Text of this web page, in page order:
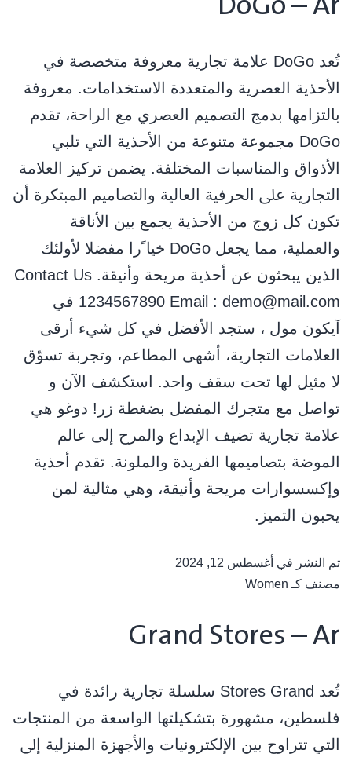
ﺗُﻌﺪ DoGo ﻋﻼﻣﺔ ﺗﺠﺎرﻳﺔ ﻣﻌﺮوﻓﺔ ﻣﺘﺨﺼﺼﺔ ﻓﻲ
اﻷﺣﺬﻳﺔ اﻟﻌﺼﺮﻳﺔ واﻟﻤﺘﻌﺪدة اﻻﺳﺘﺨﺪاﻣﺎت. ﻣﻌﺮوﻓﺔ
ﺑﺎﻟﺘﺰاﻣﻬﺎ ﺑﺪﻣﺞ اﻟﺘﺼﻤﻴﻢ اﻟﻌﺼﺮي ﻣﻊ اﻟﺮاﺣﺔ، ﺗﻘﺪم
DoGo ﻣﺠﻤﻮﻋﺔ ﻣﺘﻨﻮﻋﺔ ﻣﻦ اﻷﺣﺬﻳﺔ اﻟﺘﻲ ﺗﻠﺒﻲ
اﻷذواق واﻟﻤﻨﺎﺳﺒﺎت اﻟﻤﺨﺘﻠﻔﺔ. ﻳﻀﻤﻦ ﺗﺮﻛﻴﺰ اﻟﻌﻼﻣﺔ
اﻟﺘﺠﺎرﻳﺔ ﻋﲆ اﻟﺤﺮﻓﻴﺔ اﻟﻌﺎﻟﻴﺔ واﻟﺘﺼﺎﻣﻴﻢ اﻟﻤﺒﺘﻜﺮة أن
ﺗﻜﻮن ﻛﻞ زوج ﻣﻦ اﻷﺣﺬﻳﺔ ﻳﺠﻤﻊ ﺑﻴﻦ اﻷﻧﺎﻗﺔ
واﻟﻌﻤﻠﻴﺔ، ﻣﻤﺎ ﻳﺠﻌﻞ DoGo ﺧﻴﺎ ًرا ﻣﻔﻀﻼ ﻷوﻟﺌﻚ
اﻟﺬﻳﻦ ﻳﺒﺤﺜﻮن ﻋﻦ أﺣﺬﻳﺔ ﻣﺮﻳﺤﺔ وأﻧﻴﻘﺔ. Contact Us
1234567890 Email : demo@mail.com في
آيكون مول ، ستجد الأفضل في كل شيء أرقى
العلامات التجارية، أشهى المطاعم، وتجربة تسوّق
لا مثيل لها تحت سقف واحد. استكشف الآن و
تواصل مع متجرك المفضل بضغطة زر! دوغو هي
علامة تجارية تضيف الإبداع والمرح إلى عالم
الموضة بتصاميمها الفريدة والملونة. تقدم أحذية
وإكسسوارات مريحة وأنيقة، وهي مثالية لمن
يحبون التميز.
تم النشر في أغسطس 12, 2024
مصنف كـ Women
Grand Stores – Ar
ﺗُﻌﺪ Stores Grand ﺳﻠﺴﻠﺔ ﺗﺠﺎرﻳﺔ راﺋﺪة ﻓﻲ
ﻓﻠﺴﻄﻴﻦ، ﻣﺸﻬﻮرة ﺑﺘﺸﻜﻴﻠﺘﻬﺎ اﻟﻮاﺳﻌﺔ ﻣﻦ اﻟﻤﻨﺘﺠﺎت
اﻟﺘﻲ ﺗﺘﺮاوح ﺑﻴﻦ اﻹﻟﻜﺘﺮوﻧﻴﺎت واﻷﺟﻬﺰة اﻟﻤﻨﺰﻟﻴﺔ إﱃ